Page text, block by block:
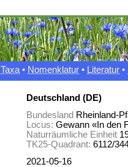
Taxa • Nomenklatur • Literatur •
Deutschland (DE)
Bundesland Rheinland-
Locus: Gewann «In den
Naturräumliche Einheit
TK25-Quadrant: 6112/
2021-05-16